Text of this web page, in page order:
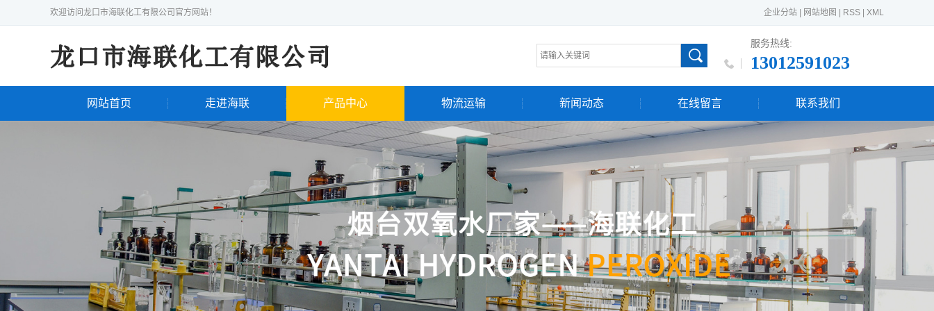
欢迎访问龙口市海联化工有限公司官方网站！ 企业分站 网站地图 RSS XML
服务热线:
13012591023
网站首页 走进海联 产品中心 物流运输 新闻动态 在线留言 联系我们